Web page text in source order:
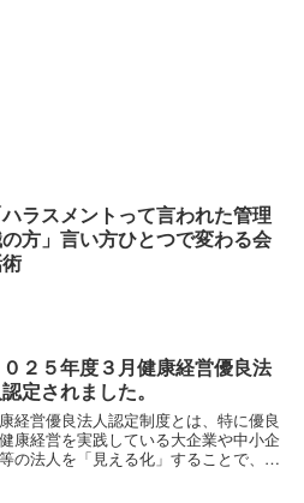
ハラスメントって言われた管理
方」言い方ひとつで変わる会
０２５年度３月健康経営優良法
定されました。
経営優良法人認定制度とは、特に優良
康経営を実践している大企業や中小企
の法人を「見える化」することで、従